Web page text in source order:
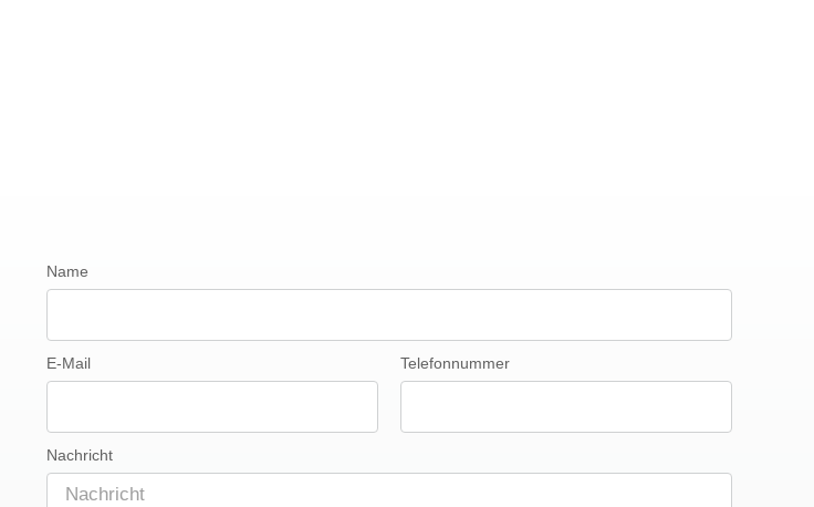
Name
E-Mail Telefonnummer
Nachricht